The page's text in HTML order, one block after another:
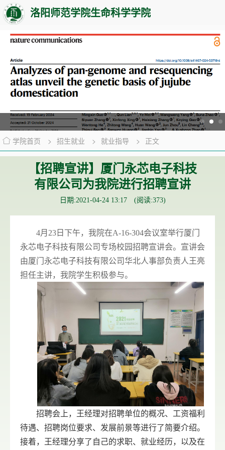
洛阳师范学院生命科学学院
学院首页 > 招生就业 > 就业指导 > 正文
【招聘宣讲】厦门永芯电子科技
有限公司为我院进行招聘宣讲
日期:2021-04-24 13:17 (阅读:373)
4月 23 日下午，我院在A-16-304会议室举行厦门
永芯电子科技有限公司专场校园招聘宣讲会。宣讲会
由厦门永芯电子科技有限公司华北人事部负责人王亮
担任主讲，我院学生积极参与。
招聘会上，王经理对招聘单位的概况、工资福利
待遇、招聘岗位要求、发展前景等进行了简要介绍。
接着，王经理分享了自己的求职、就业经历，以及在